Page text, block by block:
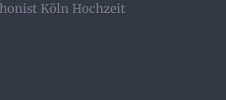
Köln Hochzeit